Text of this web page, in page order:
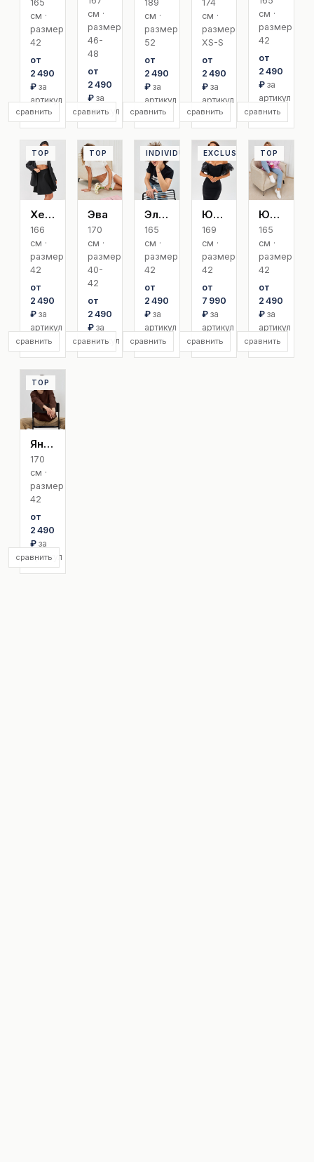
сравнить
165
см ·
размер
42
от
2 490
₽ за
артикул
сравнить
см ·
размер
46-
48
от
2 490
₽ за
артикул
сравнить
189
см ·
размер
52
от
2 490
₽за
артикул
сравнить
174
см ·
размер
XS-S
от
2 490
₽ за
артикул
сравнить
см ·
размер
42
от
2 490
₽за
артикул
сравнить
TOP
Хельга
166
см ·
размер
42
от
2 490
₽ за
артикул
сравнить
TOP
Эва
170
см ·
размер
40-
42
от
2 490
₽ за
артикул
сравнить
INDIVIDUAL
Эльза
165
см ·
размер
42
от
2 490
₽за
артикул
сравнить
EXCLUSIVE
Юлианна Exclusive
169
см ·
размер
42
от
7 990
₽ за
артикул
сравнить
TOP
Юлия
165
см ·
размер
42
от
2 490
₽за
артикул
сравнить
TOP
Янина
170
см ·
размер
42
от
2 490
₽ за
артикул